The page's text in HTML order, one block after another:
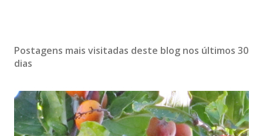
Postagens mais visitadas deste blog nos últimos 30
dias